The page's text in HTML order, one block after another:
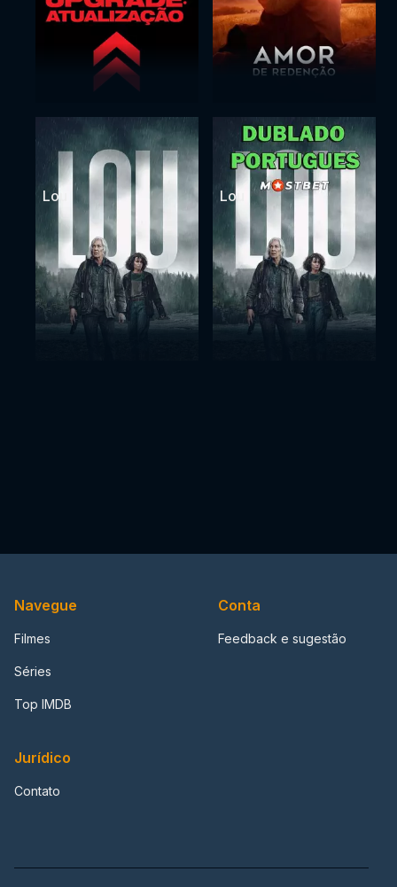
Lou Lou
Navegue
Filmes
Séries
Top IMDB
Conta
Feedback e sugestão
Jurídico
Contato